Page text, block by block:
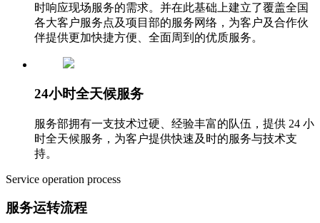
时响应现场服务的需求。并在此基础上建立了覆盖全国
各大客户服务点及项目部的服务网络，为客户及合作伙
伴提供更加快捷方便、全面周到的优质服务。
24小时全天候服务
服务部拥有一支技术过硬、经验丰富的队伍，提供 24 小
时全天候服务，为客户提供快速及时的服务与技术支
持。
Service operation process
服务运转流程